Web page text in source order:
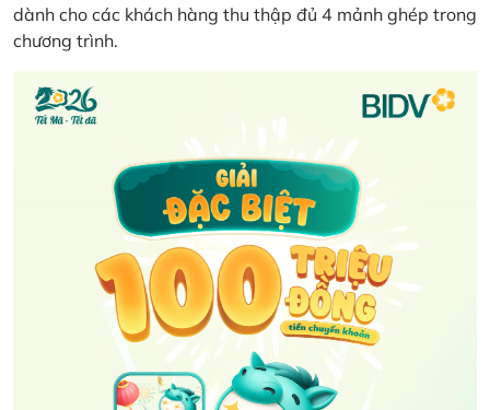
dành cho các khách hàng thu thập đủ 4 mảnh ghép trong
chương trình.